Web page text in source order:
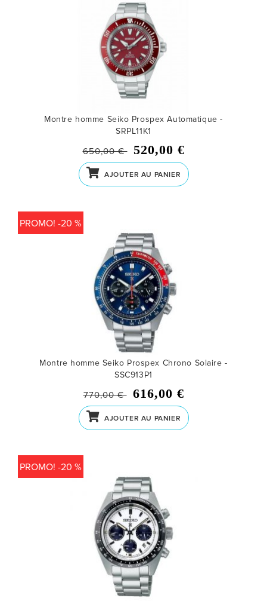
Montre homme Seiko Prospex Automatique -
SRPL11K1
650,00 € 520,00 €
AJOUTER AU PANIER
PROMO! -20 %
Montre homme Seiko Prospex Chrono Solaire -
SSC913P1
770,00 € 616,00 €
AJOUTER AU PANIER
PROMO! -20 %